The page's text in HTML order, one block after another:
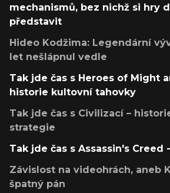
mechanismů, bez nichž si hry
představit
Hideo Kodžima: Legendární
let nešlápnul vedle
Tak jde čas s Heroes of Might
historie kultovní tahovky
Tak jde čas s Civilizací –
strategie
Tak jde čas s Assassin's Creed
Závislost na videohrách, aneb
špatný pán